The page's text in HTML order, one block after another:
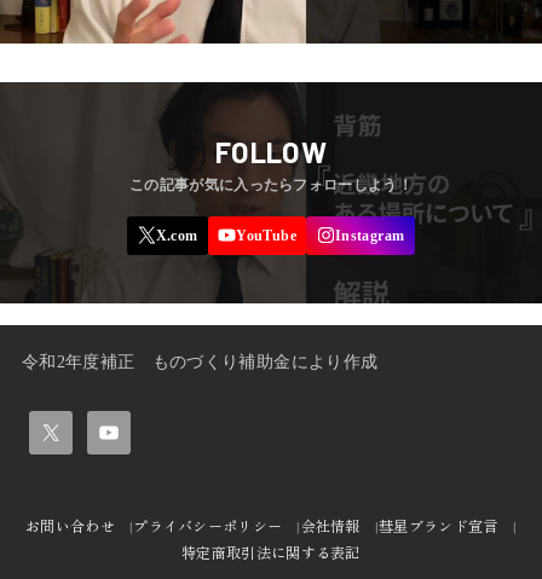
FOLLOW
令和2年度補正 ものづくり補助金により作成
お問い合わせ プライバシーポリシー 会社情報
彗星ブランド宣言
特定商取引法に関する表記